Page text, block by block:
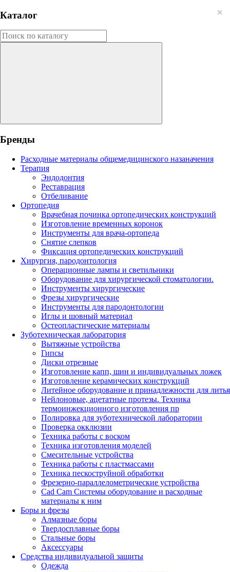
Каталог
Бренды
Расходные материалы общемедицинского назаначения
Терапия
Эндодонтия
Реставрация
Отбеливание
Ортопедия
Врачебная починка ортопедических конструкций
Изготовление временных коронок
Инструменты для врача-ортопеда
Снятие слепков
Фиксация ортопедических конструкций
Хирургия, пародонтология
Операционные лампы и светильники
Оборудование для хирургической стоматологии.
Инструменты хирургические
Фрезы хирургические
Инструменты для пародонтологии
Иглы и шовный материал
Остеопластические материалы
Зуботехническая лаборатория
Вытяжные устройства
Гипсы
Диски отрезные
Изготовление капп, шин и индивидуальных ложек
Изготовление керамических конструкций
Литейное оборудование и принадлежности для литья
Нейлоновые, ацетатные протезы. Техника
термоинжекционного изготовления пр
Полировка для зуботехнической лаборатории
Проверка окклюзии
Техника работы с воском
Техника изготовления моделей
Смесительные устройства
Техника работы с пластмассами
Техника пескоструйной обработки
Фрезерно-параллелометрические устройства
Cad Cam Системы оборудование и расходные
материалы к ним
Боры и фрезы
Алмазные боры
Твердосплавные боры
Стальные боры
Аксессуары
Средства индивидуальной защиты
Одежда